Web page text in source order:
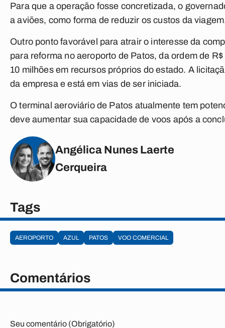
Para que a operação fosse concretizada, o
a aviões, como forma de reduzir os custos da
Outro ponto favorável para atrair o interesse da
para reforma no aeroporto de Patos, da ordem de
10 milhões em recursos próprios do estado. A
da empresa e está em vias de ser iniciada.
O terminal aeroviário de Patos atualmente tem
deve aumentar sua capacidade de voos após a
Angélica Nunes Laerte
Cerqueira
Tags
AEROPORTO AZUL PATOS VOO COMERCIAL
Comentários
Seu comentário (Obrigatório)